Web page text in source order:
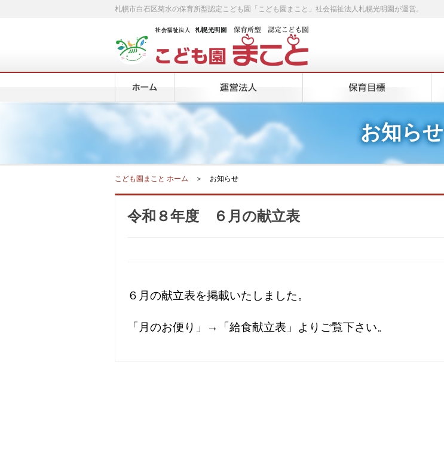
札幌市白石区菊水の保育所型認定こども園「こども園まこと」社会福祉法人札幌光明園が運営。
お知らせ
こども園まこと ホーム ＞ お知らせ
令和８年度 ６月の献立表
６月の献立表を掲載いたしました。
「月のお便り」→「給食献立表」よりご覧下さい。